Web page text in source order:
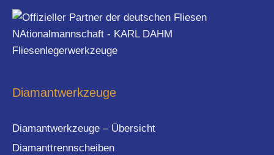
Diamantwerkzeuge
Diamantwerkzeuge – Übersicht
Diamanttrennscheiben